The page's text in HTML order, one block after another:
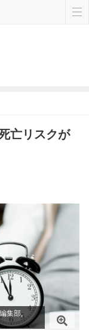
亡リスクが
集部,